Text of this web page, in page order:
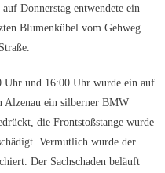
Donnerstag entwendete ein
Blumenkübel vom Gehweg
Uhr und 16:00 Uhr wurde ein auf
Alzenau ein silberner BMW
die Frontstoßstange wurde
Vermutlich wurde der
Der Sachschaden beläuft